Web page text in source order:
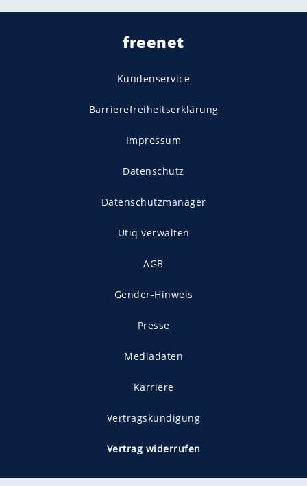
freenet
Kundenservice
Barrierefreiheitserklärung
Impressum
Datenschutz
Datenschutzmanager
Utiq verwalten
AGB
Gender-Hinweis
Presse
Mediadaten
Karriere
Vertragskündigung
Vertrag widerrufen